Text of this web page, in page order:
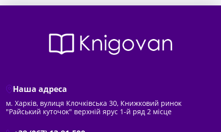
Наша адреса
м. Харків, вулиця Клочківська 30, Книжковий ринок
"Райський куточок" верхній ярус 1-й ряд 2 місце